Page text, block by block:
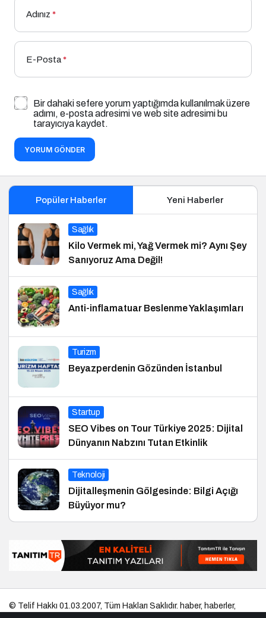
Adınız *
E-Posta*
Bir dahaki sefere yorum yaptığımda kullanılmak üzere
adımı, e-posta adresimi ve web site adresimi bu
tarayıcıya kaydet.
YORUM GÖNDER
Popüler Haberler Yeni Haberler
Sağlık
Kilo Vermek mi, Yağ Vermek mi? Aynı Şey
Sanıyoruz Ama Değil!
Sağlık
Anti-inflamatuar Beslenme Yaklaşımları
Turizm
Beyazperdenin Gözünden İstanbul
Startup
SEO Vibes on Tour Türkiye 2025: Dijital
Dünyanın Nabzını Tutan Etkinlik
Teknoloji
Dijitalleşmenin Gölgesinde: Bilgi Açığı
Büyüyor mu?
© Telif Hakkı 01.03.2007, Tüm Hakları Saklıdır. haber, haberler,